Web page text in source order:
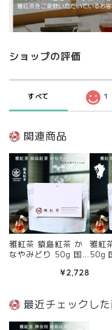
ショップの評価
すべて 1
関連商品
雅紅茶 猿島紅茶 か
なやみどり 50g 国
ティー ミルクティー
| お茶 日本茶 紅茶
料無料 丁寧なくらし
¥2,728
雅紅
50g
テ
紅茶
最近チェックし